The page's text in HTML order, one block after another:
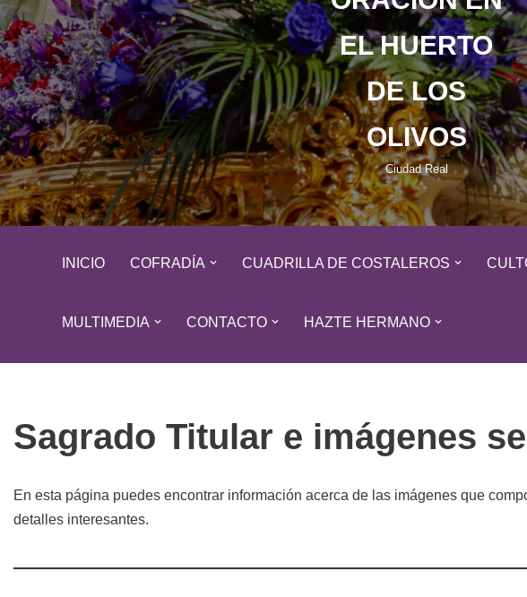
EL HUERTO
DE LOS
OLIVOS
Ciudad Real
INICIO COFRADÍA CUADRILLA DE COSTALEROS
MULTIMEDIA CONTACTO HAZTE HERMANO
Sagrado Titular e imágenes
En esta página puedes encontrar información acerca de las imágenes que
detalles interesantes.